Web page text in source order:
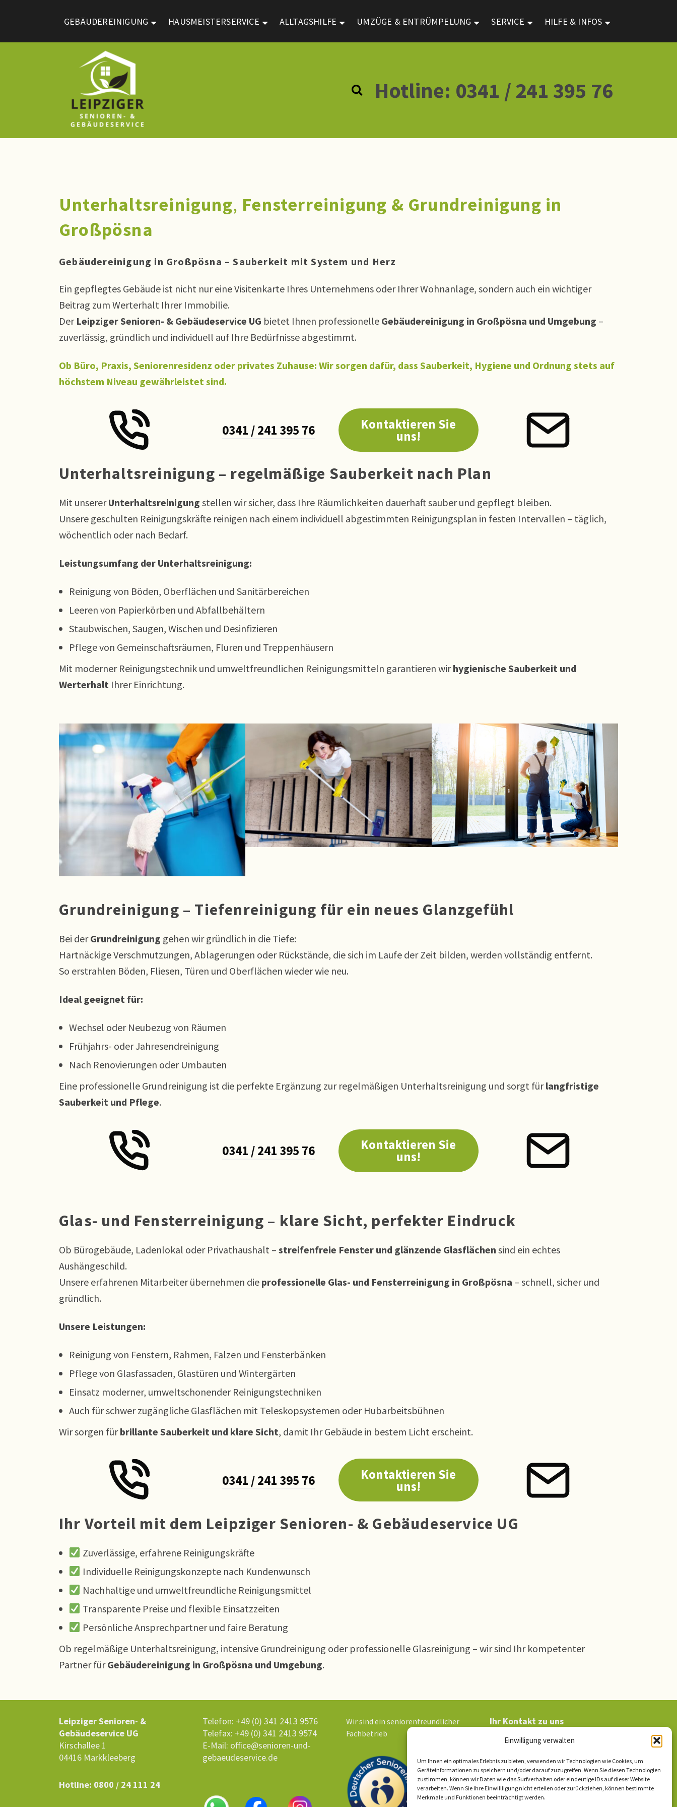
Einwilligung verwalten
Um Ihnen ein optimales Erlebnis zu bieten, verwenden wir Technologien wie Cookies, um
Geräteinformationen zu speichern und/oder darauf zuzugreifen. Wenn Sie diesen Technologien
zustimmen, können wir Daten wie das Surfverhalten oder eindeutige IDs auf dieser Website
verarbeiten. Wenn Sie Ihre Einwillligung nicht erteilen oder zurückziehen, können bestimmte
Merkmale und Funktionen beeinträchtigt werden.
GEBÄUDEREINIGUNG HAUSMEISTERSERVICE ALLTAGSHILFE UMZÜGE & ENTRÜMPELUNG SERVICE HILFE & INFOS
Hotline: 0341 / 241 395 76
Unterhaltsreinigung, Fensterreinigung & Grundreinigung in
Großpösna
Gebäudereinigung in Großpösna – Sauberkeit mit System und Herz
Ein gepflegtes Gebäude ist nicht nur eine Visitenkarte Ihres Unternehmens oder Ihrer Wohnanlage, sondern auch ein wichtiger
Beitrag zum Werterhalt Ihrer Immobilie.
Der Leipziger Senioren- & Gebäudeservice UG bietet Ihnen professionelle Gebäudereinigung in Großpösna und Umgebung –
zuverlässig, gründlich und individuell auf Ihre Bedürfnisse abgestimmt.
Ob Büro, Praxis, Seniorenresidenz oder privates Zuhause: Wir sorgen dafür, dass Sauberkeit, Hygiene und Ordnung stets auf
höchstem Niveau gewährleistet sind.
0341 / 241 395 76 Kontaktieren Sie
uns!
Unterhaltsreinigung – regelmäßige Sauberkeit nach Plan
Mit unsererUnterhaltsreinigung stellen wir sicher, dass Ihre Räumlichkeiten dauerhaft sauber und gepflegt bleiben.
Unsere geschulten Reinigungskräfte reinigen nach einem individuell abgestimmten Reinigungsplan in festen Intervallen – täglich,
wöchentlich oder nach Bedarf.
Leistungsumfang der Unterhaltsreinigung:
Reinigung von Böden, Oberflächen und Sanitärbereichen
Leeren von Papierkörben und Abfallbehältern
Staubwischen, Saugen, Wischen und Desinfizieren
Pflege von Gemeinschaftsräumen, Fluren und Treppenhäusern
Mit moderner Reinigungstechnik und umweltfreundlichen Reinigungsmitteln garantieren wirhygienische Sauberkeit und
Werterhalt Ihrer Einrichtung.
Grundreinigung – Tiefenreinigung für ein neues Glanzgefühl
Bei derGrundreinigung gehen wir gründlich in die Tiefe:
Hartnäckige Verschmutzungen, Ablagerungen oder Rückstände, die sich im Laufe der Zeit bilden, werden vollständig entfernt.
So erstrahlen Böden, Fliesen, Türen und Oberflächen wieder wie neu.
Ideal geeignet für:
Wechsel oder Neubezug von Räumen
Frühjahrs- oder Jahresendreinigung
Nach Renovierungen oder Umbauten
Eine professionelle Grundreinigung ist die perfekte Ergänzung zur regelmäßigen Unterhaltsreinigung und sorgt fürlangfristige
Sauberkeit und Pflege.
0341 / 241 395 76 Kontaktieren Sie
uns!
Glas- und Fensterreinigung – klare Sicht, perfekter Eindruck
Ob Bürogebäude, Ladenlokal oder Privathaushalt – streifenfreie Fenster und glänzende Glasflächen sind ein echtes
Aushängeschild.
Unsere erfahrenen Mitarbeiter übernehmen die professionelle Glas- und Fensterreinigung in Großpösna – schnell, sicher und
gründlich.
Unsere Leistungen:
Reinigung von Fenstern, Rahmen, Falzen und Fensterbänken
Pflege von Glasfassaden, Glastüren und Wintergärten
Einsatz moderner, umweltschonender Reinigungstechniken
Auch für schwer zugängliche Glasflächen mit Teleskopsystemen oder Hubarbeitsbühnen
Wir sorgen fürbrillante Sauberkeit und klare Sicht, damit Ihr Gebäude in bestem Licht erscheint.
0341 / 241 395 76 Kontaktieren Sie
uns!
Ihr Vorteil mit dem Leipziger Senioren- & Gebäudeservice UG
Zuverlässige, erfahrene Reinigungskräfte
Individuelle Reinigungskonzepte nach Kundenwunsch
Nachhaltige und umweltfreundliche Reinigungsmittel
Transparente Preise und flexible Einsatzzeiten
Persönliche Ansprechpartner und faire Beratung
Ob regelmäßige Unterhaltsreinigung, intensive Grundreinigung oder professionelle Glasreinigung – wir sind Ihr kompetenter
Partner fürGebäudereinigung in Großpösna und Umgebung.
Leipziger Senioren- &
Gebäudeservice UG
Kirschallee 1
04416 Markkleeberg
Hotline: 0800 / 24 111 24
Telefon: +49 (0) 341 2413 9576
Telefax: +49 (0) 341 2413 9574
E-Mail: office@senioren-und-
gebaeudeservice.de
Wir sind ein seniorenfreundlicher
Fachbetrieb
Ihr Kontakt zu uns
Impressum / AGBs
Datenschutzerklärung
Cookie-Richtlinie (EU)